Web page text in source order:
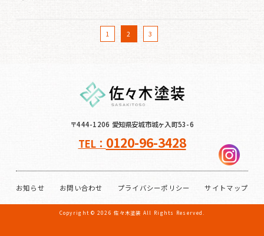
1 2 3
〒444-1206 愛知県安城市城ヶ入町53-6
TEL： 0120-96-3428
お知らせ お問い合わせ プライバシーポリシー サイトマップ
Copyright © 2026佐々木塗装 All Rights Reserved.